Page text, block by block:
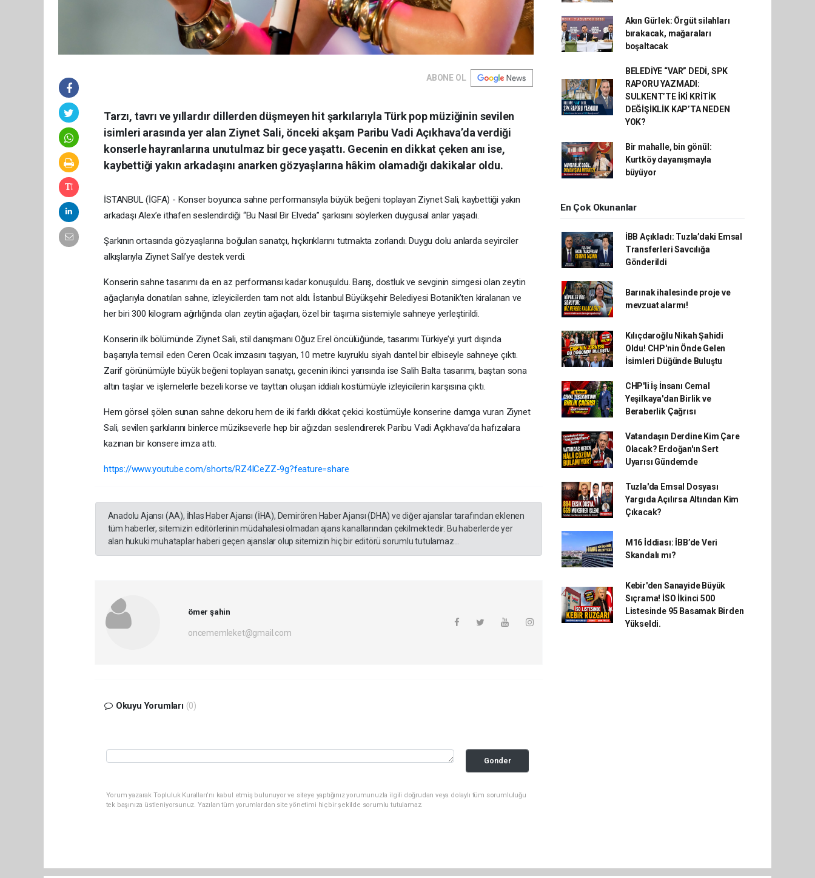
ABONE OL
Tarzı, tavrı ve yıllardır dillerden düşmeyen hit şarkılarıyla Türk pop müziğinin sevilen
isimleri arasında yer alan Ziynet Sali, önceki akşam Paribu Vadi Açıkhava’da verdiği
konserle hayranlarına unutulmaz bir gece yaşattı. Gecenin en dikkat çeken anı ise,
kaybettiği yakın arkadaşını anarken gözyaşlarına hâkim olamadığı dakikalar oldu.
İSTANBUL (İGFA) - Konser boyunca sahne performansıyla büyük beğeni toplayan Ziynet Sali, kaybettiği yakın
arkadaşı Alex’e ithafen seslendirdiği “Bu Nasıl Bir Elveda” şarkısını söylerken duygusal anlar yaşadı.
Şarkının ortasında gözyaşlarına boğulan sanatçı, hıçkırıklarını tutmakta zorlandı. Duygu dolu anlarda seyirciler
alkışlarıyla Ziynet Sali’ye destek verdi.
Konserin sahne tasarımı da en az performansı kadar konuşuldu. Barış, dostluk ve sevginin simgesi olan zeytin
ağaçlarıyla donatılan sahne, izleyicilerden tam not aldı. İstanbul Büyükşehir Belediyesi Botanik’ten kiralanan ve
her biri 300 kilogram ağırlığında olan zeytin ağaçları, özel bir taşıma sistemiyle sahneye yerleştirildi.
Konserin ilk bölümünde Ziynet Sali, stil danışmanı Oğuz Erel öncülüğünde, tasarımı Türkiye’yi yurt dışında
başarıyla temsil eden Ceren Ocak imzasını taşıyan, 10 metre kuyruklu siyah dantel bir elbiseyle sahneye çıktı.
Zarif görünümüyle büyük beğeni toplayan sanatçı, gecenin ikinci yarısında ise Salih Balta tasarımı, baştan sona
altın taşlar ve işlemelerle bezeli korse ve tayttan oluşan iddialı kostümüyle izleyicilerin karşısına çıktı.
Hem görsel şölen sunan sahne dekoru hem de iki farklı dikkat çekici kostümüyle konserine damga vuran Ziynet
Sali, sevilen şarkılarını binlerce müzikseverle hep bir ağızdan seslendirerek Paribu Vadi Açıkhava’da hafızalara
kazınan bir konsere imza attı.
https://www.youtube.com/shorts/RZ4ICeZZ-9g?feature=share
Anadolu Ajansı (AA), İhlas Haber Ajansı (İHA), Demirören Haber Ajansı (DHA) ve diğer ajanslar tarafından eklenen
tüm haberler, sitemizin editörlerinin müdahalesi olmadan ajans kanallarından çekilmektedir. Bu haberlerde yer
alan hukuki muhataplar haberi geçen ajanslar olup sitemizin hiç bir editörü sorumlu tutulamaz...
ömer şahin
oncememleket@gmail.com
Okuyu Yorumları (0)
Gonder
Yorum yazarak Topluluk Kuralları’nı kabul etmiş bulunuyor ve siteye yaptığınız yorumunuzla ilgili doğrudan veya dolaylı tüm sorumluluğu
tek başınıza üstleniyorsunuz. Yazılan tüm yorumlardan site yönetimi hiçbir şekilde sorumlu tutulamaz.
Akın Gürlek: Örgüt silahları
bırakacak, mağaraları
boşaltacak
BELEDİYE “VAR” DEDİ, SPK
RAPORU YAZMADI:
SULKENT’TE İKİ KRİTİK
DEĞİŞİKLİK KAP’TA NEDEN
YOK?
Bir mahalle, bin gönül:
Kurtköy dayanışmayla
büyüyor
En Çok Okunanlar
İBB Açıkladı: Tuzla’daki Emsal
Transferleri Savcılığa
Gönderildi
Barınak ihalesinde proje ve
mevzuat alarmı!
Kılıçdaroğlu Nikah Şahidi
Oldu! CHP'nin Önde Gelen
İsimleri Düğünde Buluştu
CHP'li İş İnsanı Cemal
Yeşilkaya'dan Birlik ve
Beraberlik Çağrısı
Vatandaşın Derdine Kim Çare
Olacak? Erdoğan'ın Sert
Uyarısı Gündemde
Tuzla'da Emsal Dosyası
Yargıda Açılırsa Altından Kim
Çıkacak?
M16 İddiası: İBB’de Veri
Skandalı mı?
Kebir'den Sanayide Büyük
Sıçrama! İSO İkinci 500
Listesinde 95 Basamak Birden
Yükseldi.